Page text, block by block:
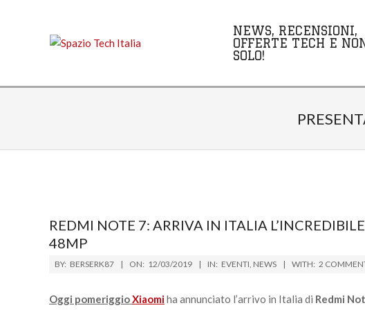
NEWS, RECENSIONI,
OFFERTE TECH E
SOLO!
REDMI NOTE 7: ARRIVA IN ITALIA
48MP
2019-
12
BY: BERSERK87 ON: 12/03/2019 IN: EVENTI, NEWS WITH: 2
Oggi pomeriggioXiaomiha annunciato l’arrivo in Italia di Redmi